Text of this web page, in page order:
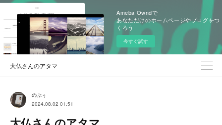
Ameba Owndで
あなただけのホームページやブログをつ
くろう
今すぐ試す
大仏さんのアタマ
のぶぅ
2024.08.02 01:51